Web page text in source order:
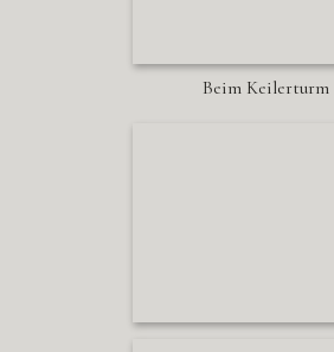
Beim Keilerturm